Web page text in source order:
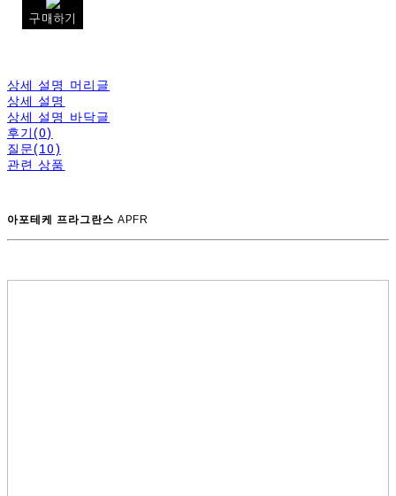
구매하기
상세 설명 머리글
상세 설명
상세 설명 바닥글
후기(0)
질문(10)
관련 상품
아포테케 프라그란스 APFR